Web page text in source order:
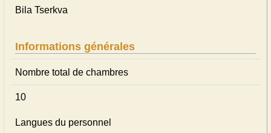
Bila Tserkva
Informations générales
Nombre total de chambres
10
Langues du personnel